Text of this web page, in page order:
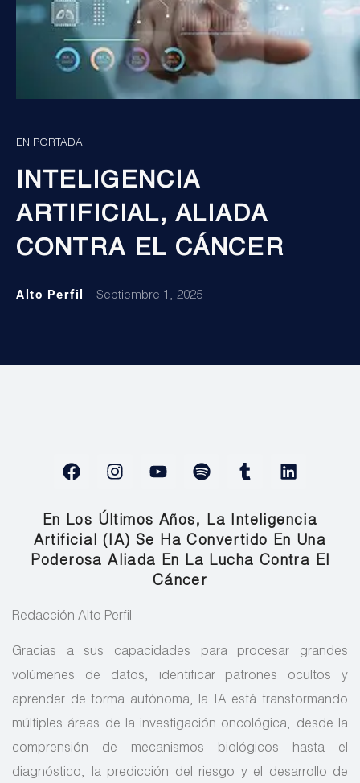
EN PORTADA
INTELIGENCIA
ARTIFICIAL, ALIADA
CONTRA EL CÁNCER
Alto Perfil Septiembre 1, 2025
En Los Últimos Años, La Inteligencia
Artificial (IA) Se Ha Convertido En Una
Poderosa Aliada En La Lucha Contra El
Cáncer
Redacción Alto Perfil
Gracias a sus capacidades para procesar grandes
volúmenes de datos, identificar patrones ocultos y
aprender de forma autónoma, la IA está transformando
múltiples áreas de la investigación oncológica, desde la
comprensión de mecanismos biológicos hasta el
diagnóstico, la predicción del riesgo y el desarrollo de